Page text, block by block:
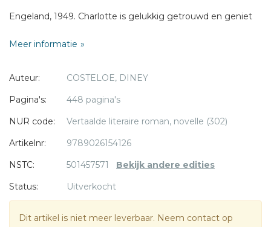
Engeland, 1949. Charlotte is gelukkig getrouwd en geniet
mogelijk had gehouden toen ze aan het begin van de
moest ontvluchten. Maar dan duikt een oude vriend uit het
verleden op in haar nieuwe wereld. Harry was haar
hem altijd dankbaar voor zijn, maar zijn aanwezigheid nu
dreigt haar nieuwe leven te doen ontsporen. De oorlog is
Meer informatie
Auteur:
COSTELOE, DINEY
Pagina's:
448 pagina's
NUR code:
Vertaalde literaire roman, novelle (302)
Artikelnr:
9789026154126
NSTC:
501457571 Bekijk andere edities
Status:
Uitverkocht
Dit artikel is niet meer leverbaar. Neem contact op